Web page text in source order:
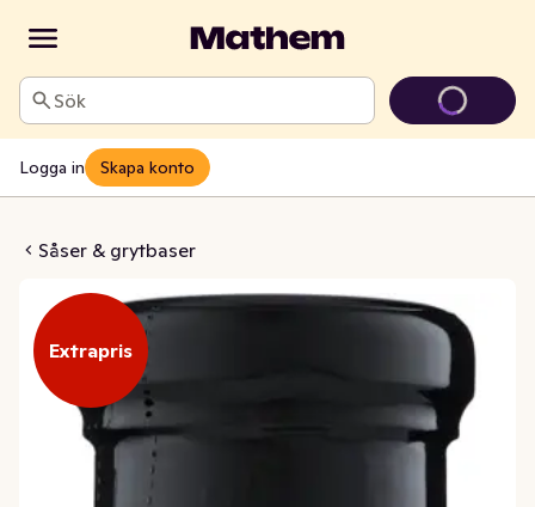
Sök
Logga in Skapa konto
Såser & grytbaser
Sauce
Extrapris